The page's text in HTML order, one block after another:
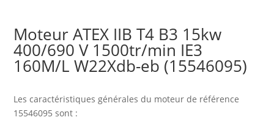
Moteur ATEX IIB T4 B3 15kw
400/690 V 1500tr/min IE3
160M/L W22Xdb-eb (15546095)
Les caractéristiques générales du moteur de référence
15546095 sont :